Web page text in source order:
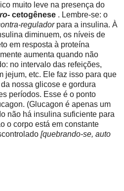
muito leve na presença do
cetogênese . Lembre-se: o
reguladorpara a insulina. À
diminuem, os níveis de
em resposta à proteína
aumenta quando não
no intervalo das refeições,
jejum, etc. Ele faz isso para que
nossa glicose e gordura
períodos. Esse é o ponto
(Glucagon é apenas um
não há insulina suficiente para
o corpo está em constante
[quebrando-se, auto